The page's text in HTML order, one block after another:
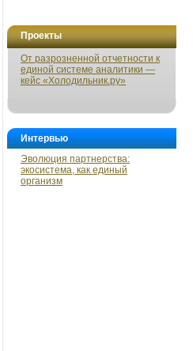
Проекты
От разрозненной отчетности к
единой системе аналитики —
кейс «Холодильник.ру»
Интервью
Эволюция партнерства:
экосистема, как единый
организм